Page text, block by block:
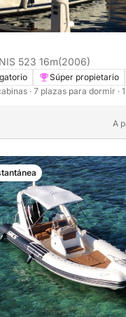
523 16m(2006)
Súper propietario
· 7 plazas para dormir ·
A